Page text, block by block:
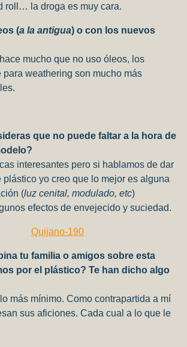
roll… la droga es muy cara.
(a la antigua) o con los nuevos
mucho que no uso óleos, los
para weathering son mucho más
que no puede faltar a la hora de
interesantes pero si hablamos de dar
yo creo que lo mejor es alguna
(luz cenital, modulado, etc)
efectos de envejecido y suciedad.
tu familia o amigos sobre esta
por el plástico? Te han dicho algo
más mínimo. Como contrapartida a mí
sus aficiones. Cada cual a lo que le